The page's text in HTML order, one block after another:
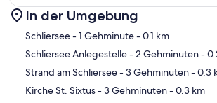
Karte
In der Umgebung
Schliersee- 1 Gehminute- 0.1 km
Schliersee Anlegestelle- 2 Gehminuten-
Strand am Schliersee- 3 Gehminuten- 0.3
Kirche St. Sixtus- 3 Gehminuten- 0.3 km